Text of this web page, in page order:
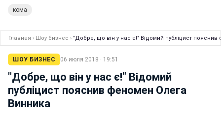
кома
Главная › Шоу бизнес › "Добре, що він у нас є!" Відомий публіцист
ШОУ БИЗНЕС 06 июля 2018 · 19:51
"Добре, що він у нас є!" Відомий
публіцист пояснив феномен Олега
Винника